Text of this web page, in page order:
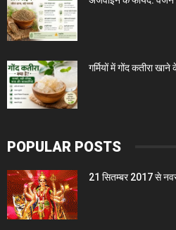
गर्मियों में गोंद कतीरा
POPULAR POSTS
21 सितम्बर 2017 से